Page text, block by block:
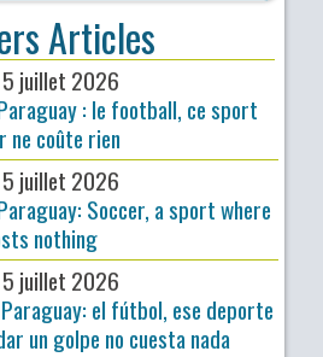
Articles
5 juillet 2026
: le football, ce sport
ne coûte rien
5 juillet 2026
Soccer, a sport where
nothing
5 juillet 2026
el fútbol, ese deporte
un golpe no cuesta nada